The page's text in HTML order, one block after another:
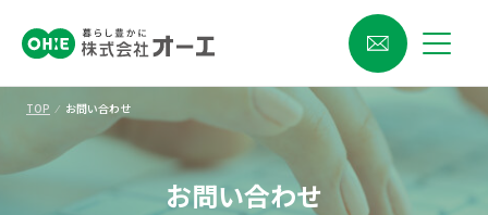
TOP ⁄ お問い合わせ
お問い合わせ